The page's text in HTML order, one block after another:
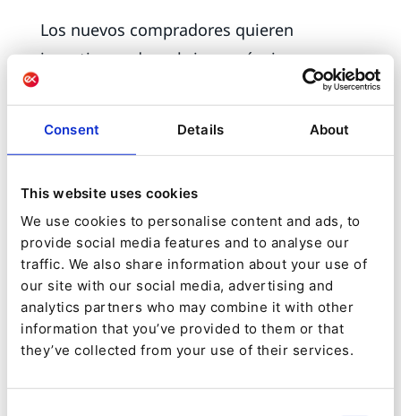
Consent Details About
This website uses cookies
We use cookies to personalise content and ads, to
provide social media features and to analyse our
traffic. We also share information about your use of
our site with our social media, advertising and
analytics partners who may combine it with other
information that you’ve provided to them or that
they’ve collected from your use of their services.
Los nuevos compradores quieren
investigar y descubrir por sí mismos
obtener la mayor cantidad de
información posible, como las
características y especificaciones del
producto.
Es por esto que un DXP que incorpore un
PIM (Product Information Manager) te
puede ayudar muchísimo porque te